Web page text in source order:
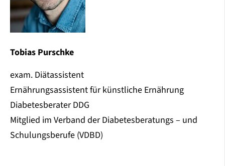
Tobias Purschke
exam. Diätassistent
Ernährungsassistent für künstliche Ernährung
Diabetesberater DDG
Mitglied im Verband der Diabetesberatungs – und
Schulungsberufe (VDBD)